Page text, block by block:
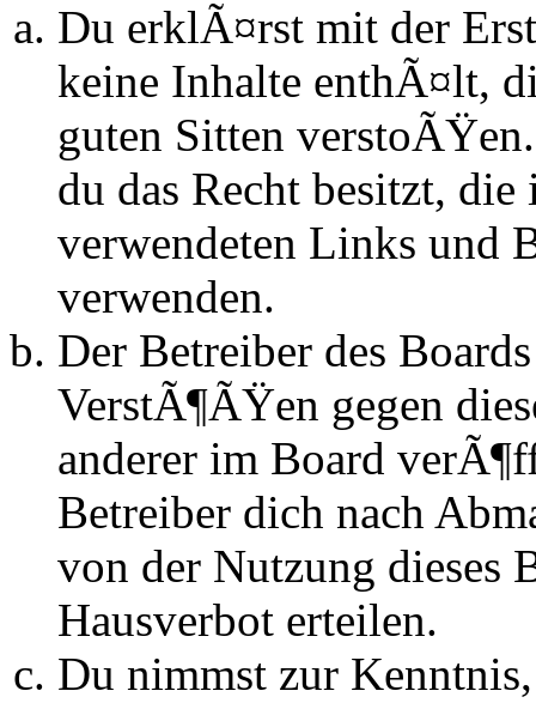
Du erklÃ¤rst mit der
keine Inhalte enthÃ¤lt,
guten Sitten
du das Recht besitzt,
verwendeten Links und
verwenden.
Der Betreiber des
VerstÃ¶ÃŸen gegen
anderer im Board
Betreiber dich nach
von der Nutzung dieses
Hausverbot erteilen.
Du nimmst zur